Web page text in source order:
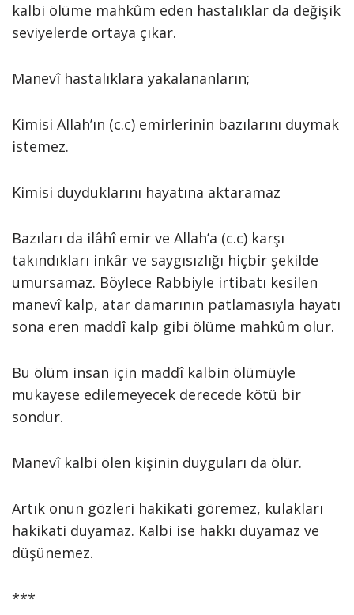
kalbi ölüme mahkûm eden hastalıklar da değişik
seviyelerde ortaya çıkar.
Manevî hastalıklara yakalananların;
Kimisi Allah’ın (c.c) emirlerinin bazılarını duymak
istemez.
Kimisi duyduklarını hayatına aktaramaz
Bazıları da ilâhî emir ve Allah’a (c.c) karşı
takındıkları inkâr ve saygısızlığı hiçbir şekilde
umursamaz. Böylece Rabbiyle irtibatı kesilen
manevî kalp, atar damarının patlamasıyla hayatı
sona eren maddî kalp gibi ölüme mahkûm olur.
Bu ölüm insan için maddî kalbin ölümüyle
mukayese edilemeyecek derecede kötü bir
sondur.
Manevî kalbi ölen kişinin duyguları da ölür.
Artık onun gözleri hakikati göremez, kulakları
hakikati duyamaz. Kalbi ise hakkı duyamaz ve
düşünemez.
***